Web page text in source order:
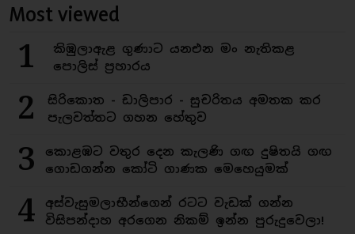
Most viewed
1
කිඹුලාඇළ ගුණාට යනඑන මං නැතිකළ
පොලිස් ප්‍රහාරය
2
සිරිකොත - ඩාලිපාර - සුචරිතය අමතක කර
පැලවත්තට ගහන හේතුව
3
කොළඹට වතුර දෙන කැලණි ගඟ දුෂිතයි ගඟ
ගොඩගන්න කෝටි ගාණක මෙහෙයුමක්
4
අස්වැසුමලාභීන්ගෙන් රටට වැඩක් ගන්න
විසිපන්දාහ අරගෙන නිකම් ඉන්න පුරුදුවෙලා!